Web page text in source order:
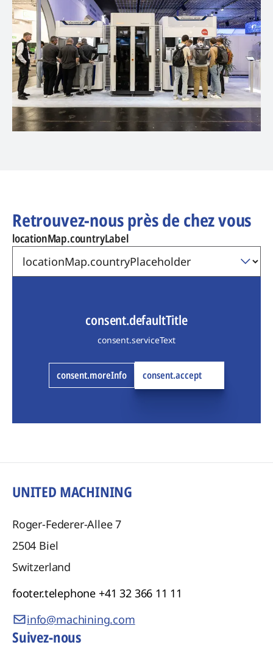
Retrouvez-nous près de chez vous
locationMap.countryLabel
consent.defaultTitle
consent.serviceText
consent.moreInfo consent.accept
UNITED MACHINING
Roger-Federer-Allee 7
2504 Biel
Switzerland
footer.telephone +41 32 366 11 11
info@machining.com
Suivez-nous